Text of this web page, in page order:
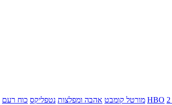
HBO מורטל קומבט אהבה ומפלצות נטפליקס כוח רעם